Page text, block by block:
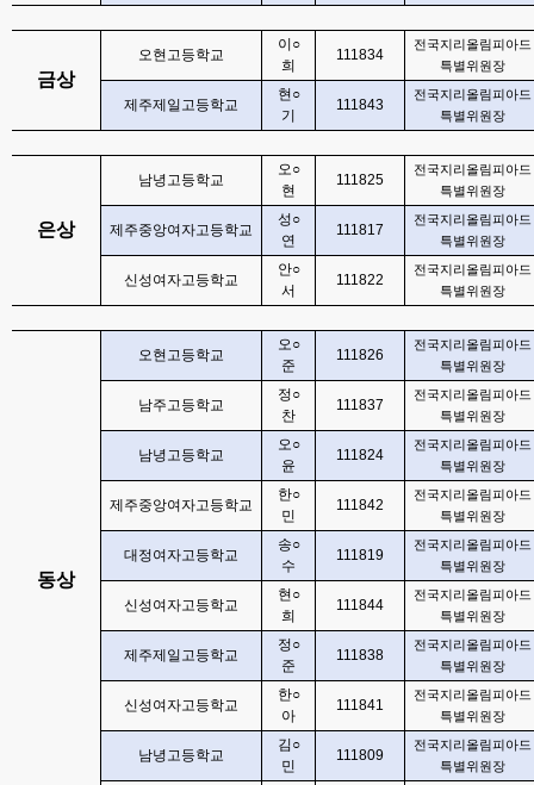
금상
오현고등학교
이 ○
희
111834
전국지리올림피아드
특별위원장
제주제일고등학교
현 ○
기
111843
전국지리올림피아드
특별위원장
은상
남녕고등학교
오○
현
111825
전국지리올림피아드
특별위원장
제주중앙여자고등학교
성○
연
111817
전국지리올림피아드
특별위원장
신성여자고등학교
안○
서
111822
전국지리올림피아드
특별위원장
동상
오현고등학교
오○
준
111826
전국지리올림피아드
특별위원장
남주고등학교
정○
찬
111837
전국지리올림피아드
특별위원장
남녕고등학교
오○
윤
111824
전국지리올림피아드
특별위원장
제주중앙여자고등학교
한○
민
111842
전국지리올림피아드
특별위원장
대정여자고등학교
송○
수
111819
전국지리올림피아드
특별위원장
신성여자고등학교
현 ○
희
111844
전국지리올림피아드
특별위원장
제주제일고등학교
정○
준
111838
전국지리올림피아드
특별위원장
신성여자고등학교
한○
아
111841
전국지리올림피아드
특별위원장
남녕고등학교
김 ○
민
111809
전국지리올림피아드
특별위원장